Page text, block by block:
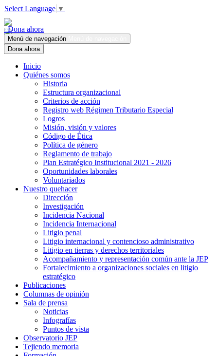
Select Language ▼
Dona ahora
Menú de navegación
Dona ahora
Inicio
Quiénes somos
Historia
Estructura organizacional
Criterios de acción
Registro web Régimen Tributario Especial
Logros
Misión, visión y valores
Código de Ética
Política de género
Reglamento de trabajo
Plan Estratégico Institucional 2021 - 2026
Oportunidades laborales
Voluntariados
Nuestro quehacer
Dirección
Investigación
Incidencia Nacional
Incidencia Internacional
Litigio penal
Litigio internacional y contencioso administrativo
Litigio en tierras y derechos territoriales
Acompañamiento y representación común ante la JEP
Fortalecimiento a organizaciones sociales en litigio
estratégico
Publicaciones
Columnas de opinión
Sala de prensa
Noticias
Infografías
Puntos de vista
Observatorio JEP
Tejiendo memoria